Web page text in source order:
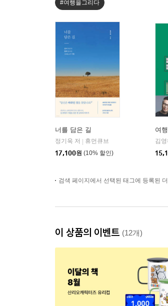
#여행을그리다
너를 담은 길
정기욱 저
휴먼큐브
17,100원 (10% 할인)
여
김영
검색 페이지에서 선택된 태그에 등록된
이 상품의 이벤트 (12개)